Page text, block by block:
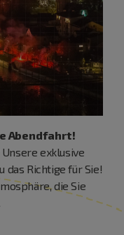
Abendfahrt!
exklusive
das Richtige für Sie!
die Sie